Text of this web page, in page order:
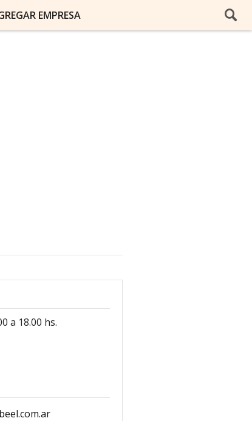
EMPRESA
a 18.00 hs.